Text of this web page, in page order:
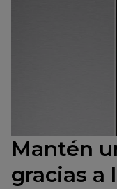
Mantén
gracias a